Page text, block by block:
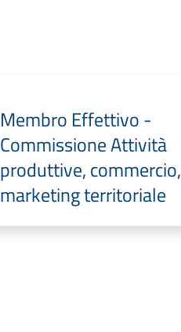
Membro Effettivo -
Commissione Attività
produttive, commercio,
marketing territoriale